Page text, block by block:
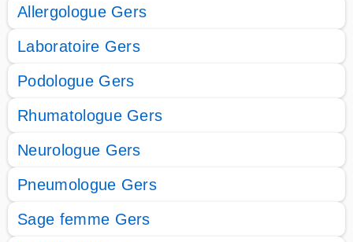
Allergologue Gers
Laboratoire Gers
Podologue Gers
Rhumatologue Gers
Neurologue Gers
Pneumologue Gers
Sage femme Gers